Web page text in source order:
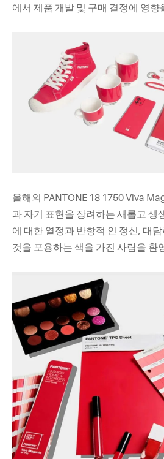
에서 제품 개발 및 구매 결정에 영향
올해의 PANTONE 18 1750 Viva
과 자기 표현을 장려하는 새롭고 생
에 대한 열정과 반항적 인 정신, 대
것을 포용하는 색을 가진 사람을 환